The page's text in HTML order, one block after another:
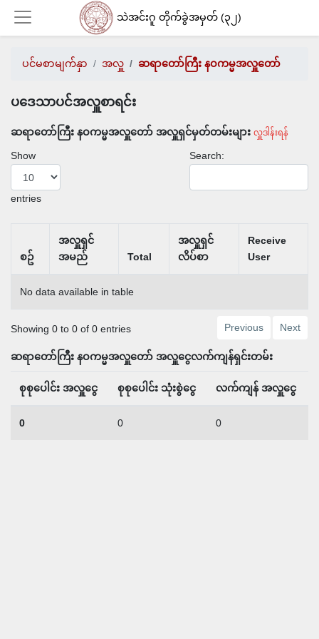
သဲအင်းဂူ တိုက်ခွဲအမှတ် (၃၂)
ပင်မစာမျက်နှာ အလှူ ဆရာတော်ကြီး နဝကမ္မအလှူတော်
ပဒေသာပင်အလှူစာရင်း
ဆရာတော်ကြီး နဝကမ္မအလှူတော် အလှူရှင်မှတ်တမ်းများ လှူဒါန်းရန်
Show
entries
Search:
စဥ်
အလှူရှင်
အမည်
Total
အလှူရှင်
လိပ်စာ
Receive
User
No data available in table
Showing 0 to 0 of 0 entries Previous Next
ဆရာတော်ကြီး နဝကမ္မအလှူတော် အလှူငွေလက်ကျန်ရှင်းတမ်း
စုစုပေါင်း အလှူငွေ စုစုပေါင်း သုံးစွဲငွေ လက်ကျန် အလှူငွေ
0 0 0